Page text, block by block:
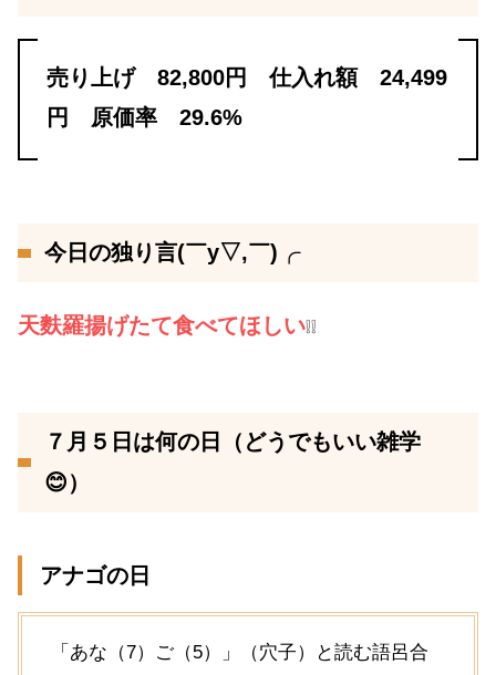
売り上げ 82,800円 仕入れ額 24,499
円 原価率 29.6%
今日の独り言(￣y▽,￣)╭
天麩羅揚げたて食べてほしい❕❕
７月５日は何の日（どうでもいい雑学
😊）
アナゴの日
「あな（7）ご（5）」（穴子）と読む語呂合